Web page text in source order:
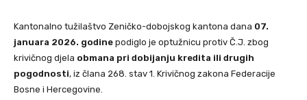
Kantonalno tužilaštvo Zeničko-dobojskog kantona dana 07.
januara 2026. godine podiglo je optužnicu protiv Č.J. zbog
krivičnog djela obmana pri dobijanju kredita ili drugih
pogodnosti, iz člana 268. stav 1. Krivičnog zakona Federacije
Bosne i Hercegovine.